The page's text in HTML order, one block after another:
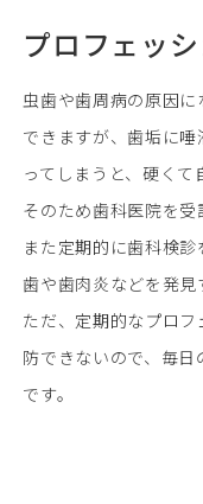
プロフェッ
虫歯や歯周病の原因
できますが、歯垢に
ってしまうと、硬くて
そのため歯科医院を受
また定期的に歯科検
歯や歯肉炎などを発見
ただ、定期的なプロ
防できないので、毎
です。